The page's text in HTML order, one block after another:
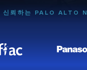
신뢰하는 PALO ALTO